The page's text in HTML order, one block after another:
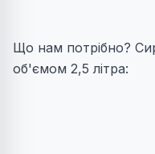
Що нам потрібно?
об'ємом 2,5 літра: